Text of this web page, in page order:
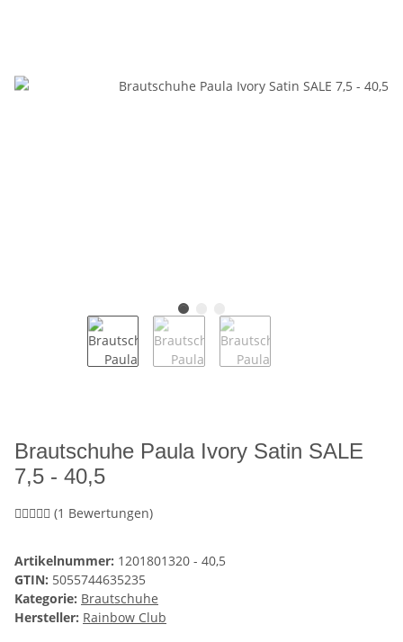
Brautschuhe Paula Ivory Satin SALE
7,5 - 40,5
(1 Bewertungen)
Artikelnummer: 1201801320 - 40,5
GTIN: 5055744635235
Kategorie: Brautschuhe
Hersteller: Rainbow Club